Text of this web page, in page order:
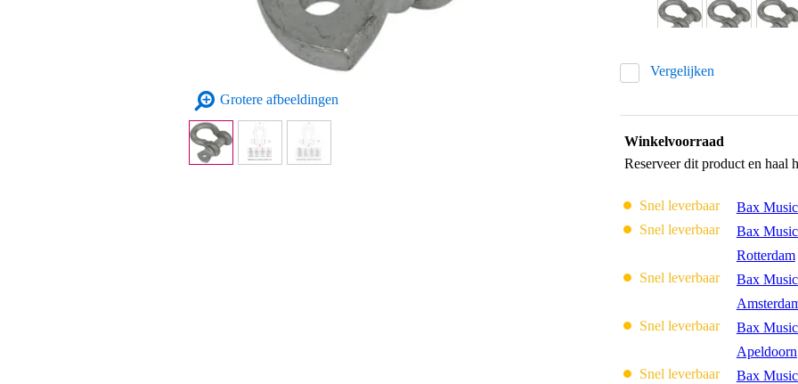
Grotere afbeeldingen
Vergelijken
Winkelvoorraad
Reserveer dit product en haal
Snel leverbaar Bax
Snel leverbaar
Bax
Rotterdam
Snel leverbaar
Bax
Snel leverbaar
Bax
Apeldoorn
Snel leverbaar
Bax